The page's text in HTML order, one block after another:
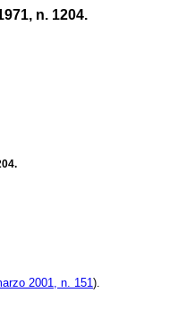
n. 1204.
2001, n. 151).